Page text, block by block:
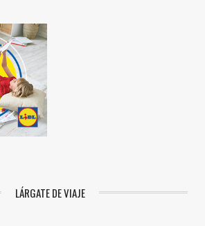
LÁRGATE DE VIAJE